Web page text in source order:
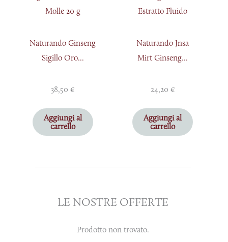
Naturando Ginseng
Sigillo Oro...
38,50€
Aggiungi al
carrello
Naturando Jnsa
Mirt Ginseng...
24,20€
Aggiungi al
carrello
LE NOSTRE OFFERTE
Prodotto non trovato.